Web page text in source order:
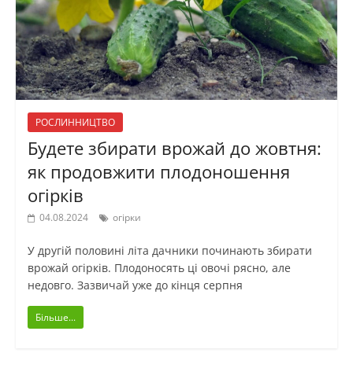
РОСЛИННИЦТВО
Будете збирати врожай до жовтня:
як продовжити плодоношення
огірків
04.08.2024 огірки
У другій половині літа дачники починають збирати
врожай огірків. Плодоносять ці овочі рясно, але
недовго. Зазвичай уже до кінця серпня
Більше...